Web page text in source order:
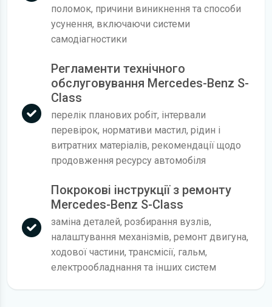
поломок, причини виникнення та способи
усунення, включаючи системи
самодіагностики
Регламенти технічного
обслуговування Mercedes-Benz S-
Class
перелік планових робіт, інтервали
перевірок, нормативи мастил, рідин і
витратних матеріалів, рекомендації щодо
продовження ресурсу автомобіля
Покрокові інструкції з ремонту
Mercedes-Benz S-Class
заміна деталей, розбирання вузлів,
налаштування механізмів, ремонт двигуна,
ходової частини, трансмісії, гальм,
електрообладнання та інших систем